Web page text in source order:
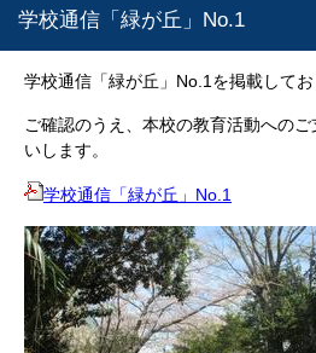
学校通信「緑が丘」No.1
学校通信「緑が丘」No.1を掲載してお
ご確認のうえ、本校の教育活動への
いします。
学校通信「緑が丘」No.1